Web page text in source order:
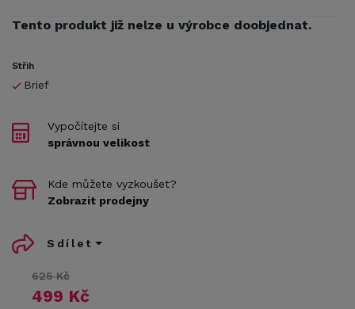
Tento produkt již nelze u výrobce doobjednat.
Střih
Brief
625 Kč
499 Kč
Vypočítejte si
správnou velikost
Kde můžete vyzkoušet?
Zobrazit prodejny
Sdílet